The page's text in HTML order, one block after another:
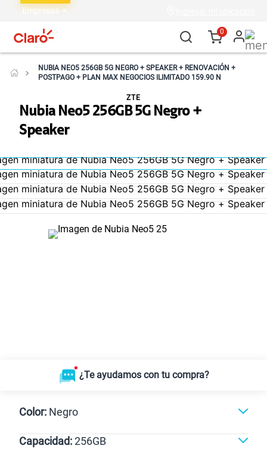
Empresas
0
NUBIA NEO5 256GB 5G NEGRO + SPEAKER + RENOVACIÓN +
POSTPAGO + PLAN MAX NEGOCIOS ILIMITADO 159.90 N
Nubia Neo5 256GB 5G Negro +
Speaker
ZTE
¿Te ayudamos con tu compra?
Color: Negro
Negro
Capacidad:256GB